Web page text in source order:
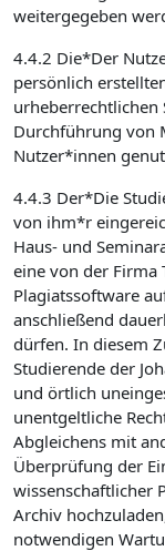
weitergegeben
4.4.2 Die*Der
persönlich
urheberrechtlichen
Durchführung von
Nutzer*innen
4.4.3 Der*Die
von ihm*r
Haus- und
eine von der Firma
Plagiatssoftware
anschließend
dürfen. In diesem
Studierende der
und örtlich
unentgeltliche
Abgleichens mit
Überprüfung der
wissenschaftlicher
Archiv
notwendigen